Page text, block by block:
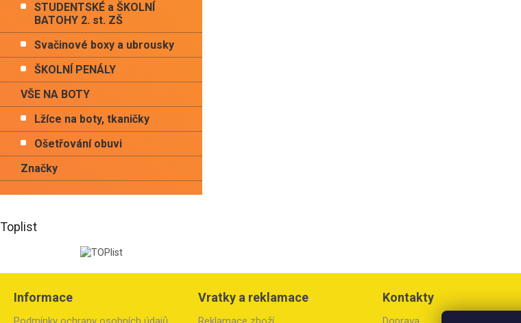
STUDENTSKÉ a ŠKOLNÍ
BATOHY 2. st. ZŠ
Svačinové boxy a ubrousky
ŠKOLNÍ PENÁLY
VŠE NA BOTY
Lžíce na boty, tkaničky
Ošetřování obuvi
Značky
Toplist
Z
Informace Vratky a reklamace Kontakty